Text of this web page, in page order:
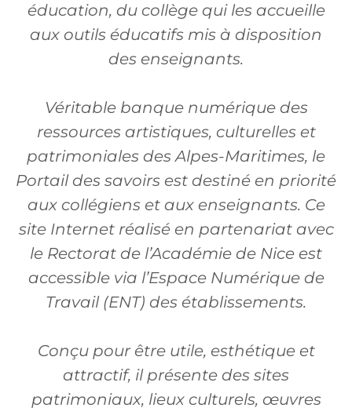
éducation, du collège qui les accueille
aux outils éducatifs mis à disposition
des enseignants.
Véritable banque numérique des
ressources artistiques, culturelles et
patrimoniales des Alpes-Maritimes, le
Portail des savoirs est destiné en priorité
aux collégiens et aux enseignants. Ce
site Internet réalisé en partenariat avec
le Rectorat de l’Académie de Nice est
accessible via l’Espace Numérique de
Travail (ENT) des établissements.
Conçu pour être utile, esthétique et
attractif, il présente des sites
patrimoniaux, lieux culturels, œuvres